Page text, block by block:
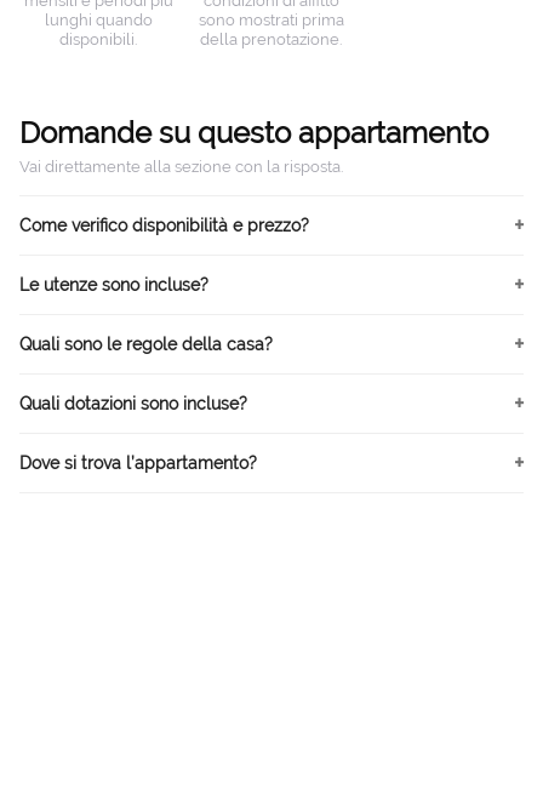
lunghi quando
disponibili.
sono mostrati prima
della prenotazione.
Domande su questo appartamento
Vai direttamente alla sezione con la risposta.
Come verifico disponibilità e prezzo?
Le utenze sono incluse?
Quali sono le regole della casa?
Quali dotazioni sono incluse?
Dove si trova l’appartamento?